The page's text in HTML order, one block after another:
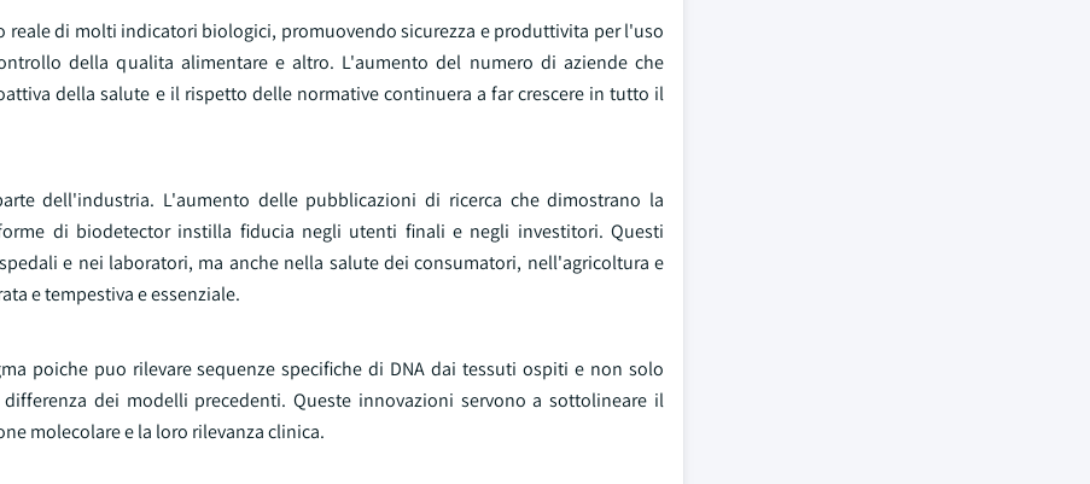
di molti indicatori biologici, promuovendo sicurezza e produttivita per l'uso
della qualita alimentare e altro. L'aumento del numero di aziende che
della salute e il rispetto delle normative continuera a far crescere in tutto il
dell'industria. L'aumento delle pubblicazioni di ricerca che dimostrano la
di biodetector instilla fiducia negli utenti finali e negli investitori. Questi
e nei laboratori, ma anche nella salute dei consumatori, nell'agricoltura e
e tempestiva e essenziale.
poiche puo rilevare sequenze specifiche di DNA dai tessuti ospiti e non solo
dei modelli precedenti. Queste innovazioni servono a sottolineare il
molecolare e la loro rilevanza clinica.